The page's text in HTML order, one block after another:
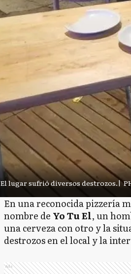
El lugar sufrió diversos destrozos.|
En una reconocida pizzería
nombre de Yo Tu El, un
una cerveza con otro y la
destrozos en el local y la
Ads